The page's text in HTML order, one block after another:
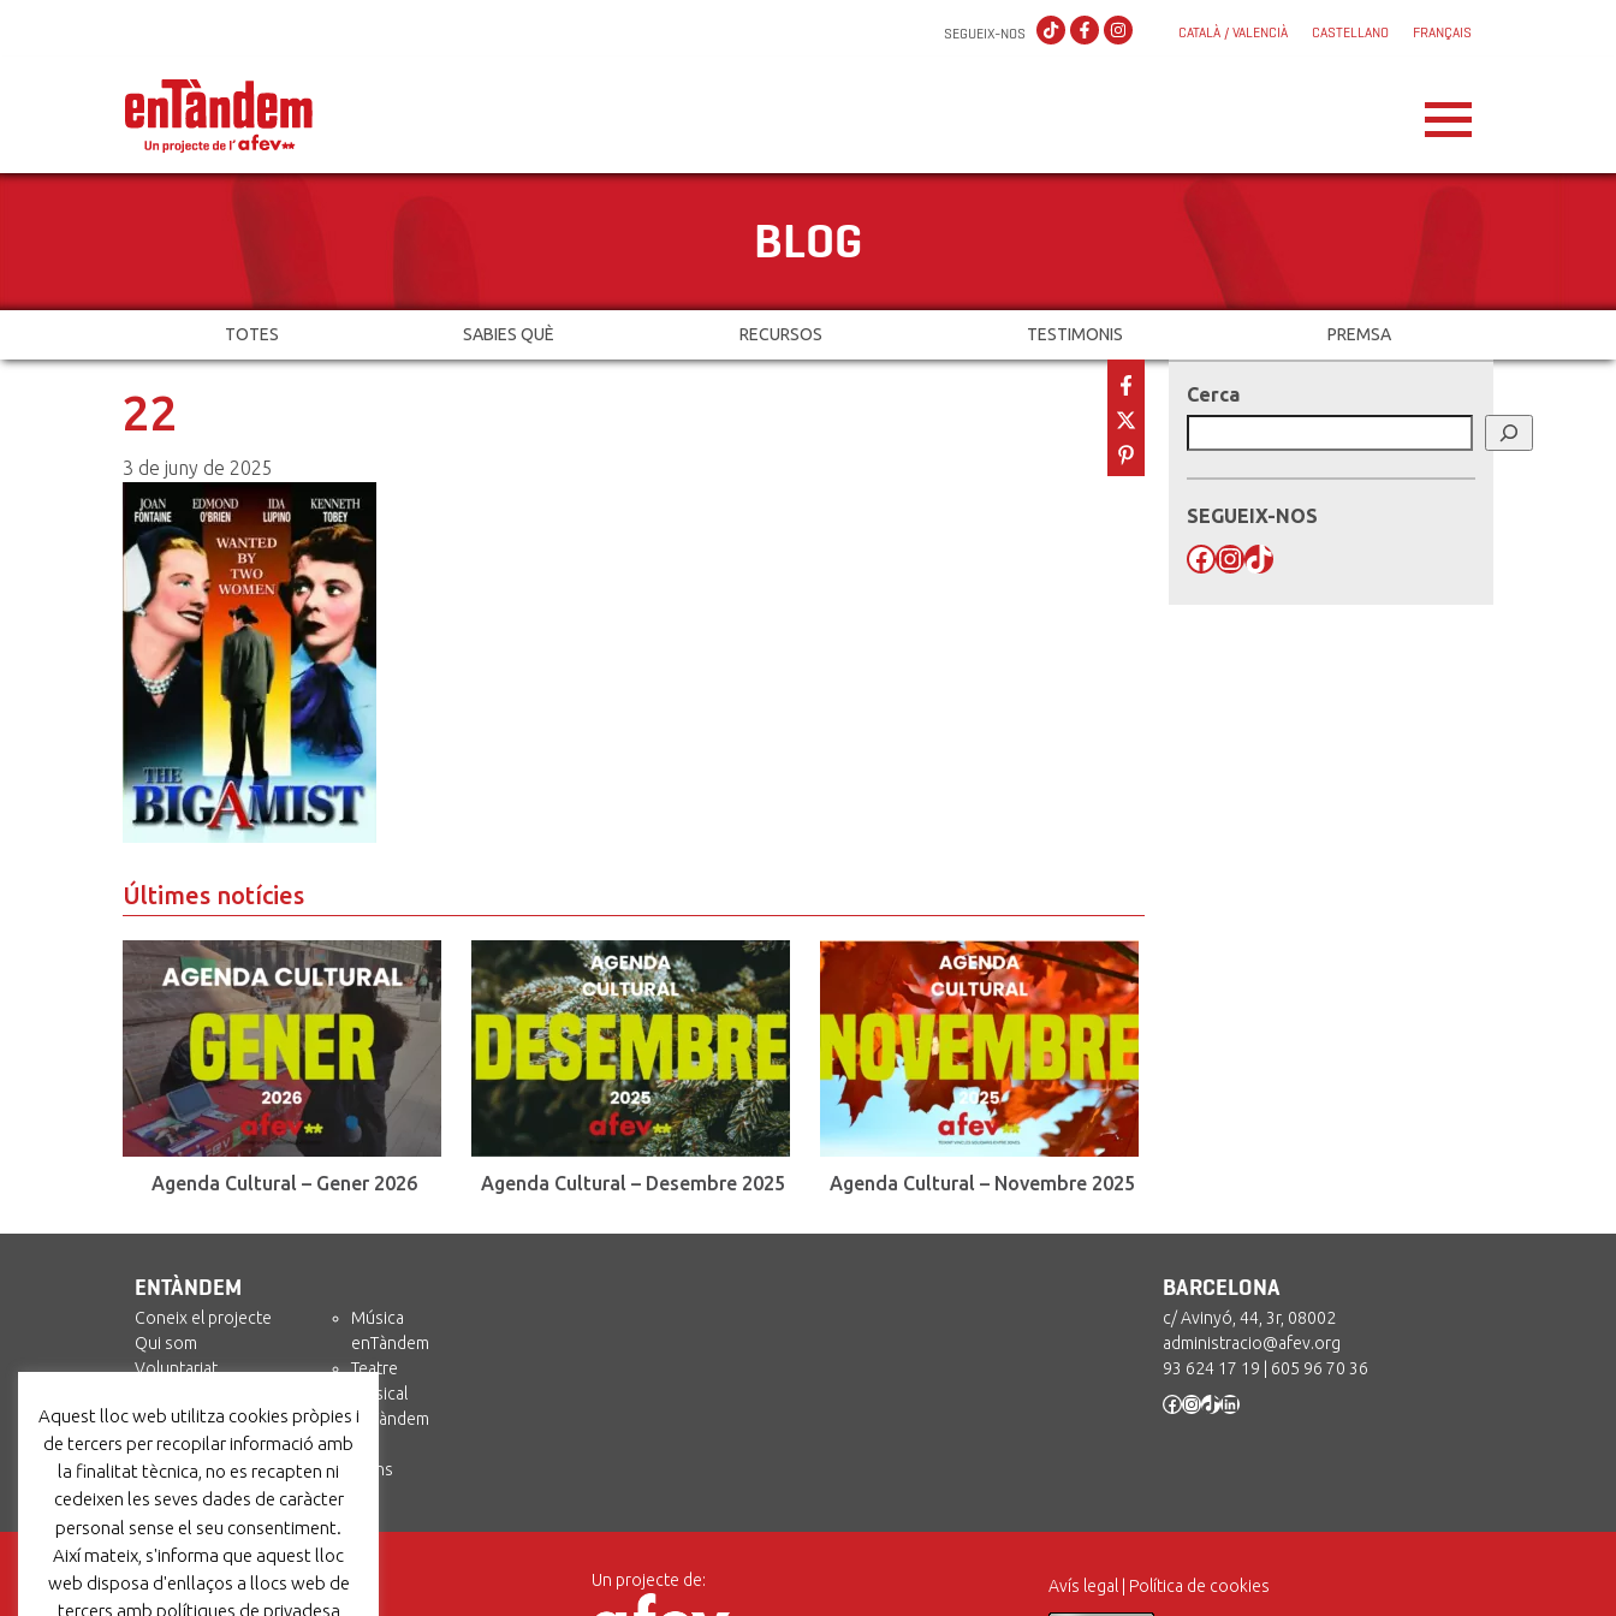
CATALÀ / VALENCIÀ CASTELLANO FRANÇAIS
SEGUEIX-NOS
BLOG
TOTES SABIES QUÈ RECURSOS TESTIMONIS PREMSA
22
3 de juny de 2025
Últimes notícies
Agenda Cultural – Gener 2026 Agenda Cultural – Desembre 2025 Agenda Cultural – Novembre 2025
Cerca
SEGUEIX-NOS
Facebook
Instagram
TikTok
ENTÀNDEM
Coneix el projecte
Qui som
Voluntariat
enTàndem +
Amics i Circ
Música
enTàndem
Teatre
Musical
enTàndem
Recursos
Contacta’ns
BARCELONA
c/ Avinyó, 44, 3r, 08002
administracio@afev.org
93 624 17 19
605 96 70 36
Facebook
Instagram
TikTok
LinkedIn
Un projecte de: Avís legal Política de cookies
Aquest lloc web utilitza cookies pròpies i
de tercers per recopilar informació amb
la finalitat tècnica, no es recapten ni
cedeixen les seves dades de caràcter
personal sense el seu consentiment.
Així mateix, s'informa que aquest lloc
web disposa d'enllaços a llocs web de
tercers amb polítiques de privadesa